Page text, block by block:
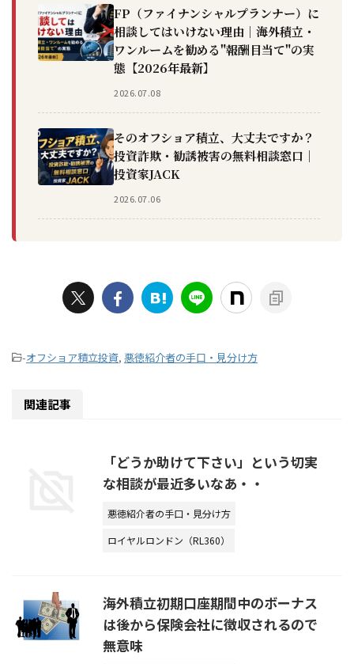
FP（ファイナンシャルプランナー）に
相談してはいけない理由｜海外積立・
ワンルームを勧める"報酬目当て"の実
態【2026年最新】
2026.07.08
そのオフショア積立、大丈夫ですか？
投資詐欺・勧誘被害の無料相談窓口｜
投資家JACK
2026.07.06
-オフショア積立投資, 悪徳紹介者の手口・見分け方
関連記事
「どうか助けて下さい」という切実
な相談が最近多いなあ・・
悪徳紹介者の手口・見分け方
ロイヤルロンドン（RL360）
海外積立初期口座期間中のボーナス
は後から保険会社に徴収されるので
無意味